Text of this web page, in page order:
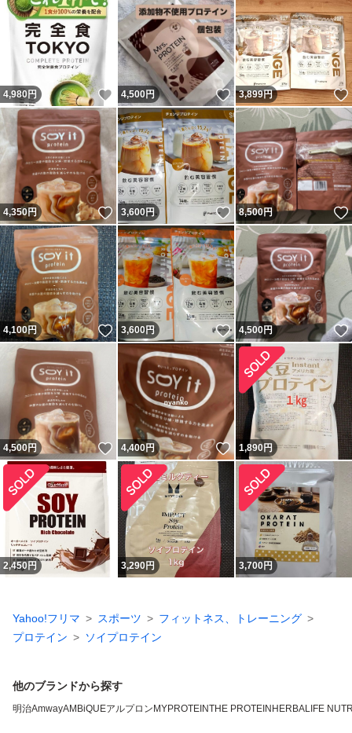
4,980 円 いいね！
4,500円 いいね！
3,899円
4,350円 いいね！
3,600円 いいね！
8,500円
4,100円 いいね！
3,600円 いいね！
4,500円
4,500円 いいね！
4,400円 いいね！
1,890円
2,450 円 3,290円 3,700円
Yahoo!フリマ スポーツ
フィットネス、トレーニング
プロテイン
ソイプロテイン
他のブランドから探す
明治AmwayAMBiQUEアルプロン MYPROTEINTHE PROTEIN HERBALIFE